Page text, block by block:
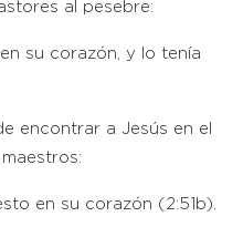
al pesebre:
su corazón, y lo tenía
encontrar a Jesús en el
en su corazón (2:51b).